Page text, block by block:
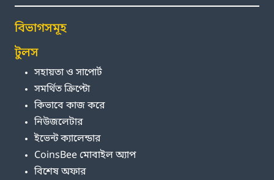
বিভাগসমূহ
টুলস
সহায়তা ও সাপোর্ট
সমর্থিত ক্রিপ্টো
কিভাবে কাজ করে
নিউজলেটার
ইভেন্ট ক্যালেন্ডার
CoinsBee মোবাইল অ্যাপ
বিশেষ অফার